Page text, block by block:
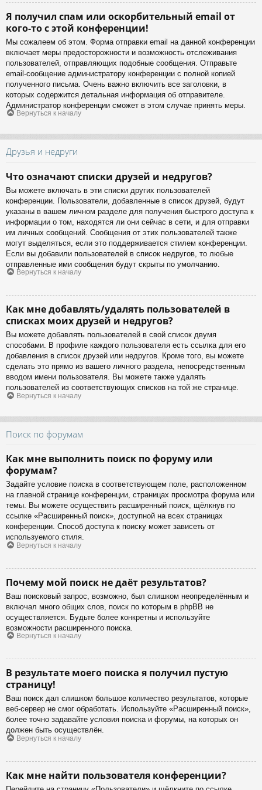
Я получил спам или оскорбительный email от
кого-то с этой конференции!
Мы сожалеем об этом. Форма отправки email на данной конференции
включает меры предосторожности и возможность отслеживания
пользователей, отправляющих подобные сообщения. Отправьте
email-сообщение администратору конференции с полной копией
полученного письма. Очень важно включить все заголовки, в
которых содержится детальная информация об отправителе.
Администратор конференции сможет в этом случае принять меры.
Вернуться к началу
Друзья и недруги
Что означают списки друзей и недругов?
Вы можете включать в эти списки других пользователей
конференции. Пользователи, добавленные в список друзей, будут
указаны в вашем личном разделе для получения быстрого доступа к
информации о том, находятся ли они сейчас в сети, и для отправки
им личных сообщений. Сообщения от этих пользователей также
могут выделяться, если это поддерживается стилем конференции.
Если вы добавили пользователей в список недругов, то любые
отправленные ими сообщения будут скрыты по умолчанию.
Вернуться к началу
Как мне добавлять/удалять пользователей в
списках моих друзей и недругов?
Вы можете добавлять пользователей в свой список двумя
способами. В профиле каждого пользователя есть ссылка для его
добавления в список друзей или недругов. Кроме того, вы можете
сделать это прямо из вашего личного раздела, непосредственным
вводом имени пользователя. Вы можете также удалять
пользователей из соответствующих списков на той же странице.
Вернуться к началу
Поиск по форумам
Как мне выполнить поиск по форуму или
форумам?
Задайте условие поиска в соответствующем поле, расположенном
на главной странице конференции, страницах просмотра форума или
темы. Вы можете осуществить расширенный поиск, щёлкнув по
ссылке «Расширенный поиск», доступной на всех страницах
конференции. Способ доступа к поиску может зависеть от
используемого стиля.
Вернуться к началу
Почему мой поиск не даёт результатов?
Ваш поисковый запрос, возможно, был слишком неопределённым и
включал много общих слов, поиск по которым в phpBB не
осуществляется. Будьте более конкретны и используйте
возможности расширенного поиска.
Вернуться к началу
В результате моего поиска я получил пустую
страницу!
Ваш поиск дал слишком большое количество результатов, которые
веб-сервер не смог обработать. Используйте «Расширенный поиск»,
более точно задавайте условия поиска и форумы, на которых он
должен быть осуществлён.
Вернуться к началу
Как мне найти пользователя конференции?